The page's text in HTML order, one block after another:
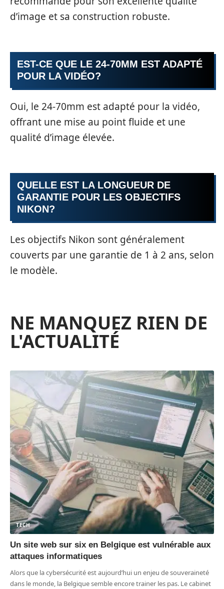
d’image et sa construction robuste.
EST-CE QUE LE 24-70MM EST ADAPTÉ
POUR LA VIDÉO?
Oui, le 24-70mm est adapté pour la vidéo,
offrant une mise au point fluide et une
qualité d’image élevée.
QUELLE EST LA LONGUEUR DE
GARANTIE POUR LES OBJECTIFS
NIKON?
Les objectifs Nikon sont généralement
couverts par une garantie de 1 à 2 ans, selon
le modèle.
NE MANQUEZ RIEN DE
L'ACTUALITÉ
TECH
Un site web sur six en Belgique est vulnérable aux
attaques informatiques
Alors que la cybersécurité est aujourd’hui un enjeu de souveraineté
dans le monde, la Belgique semble encore trainer les pas. Le cabinet